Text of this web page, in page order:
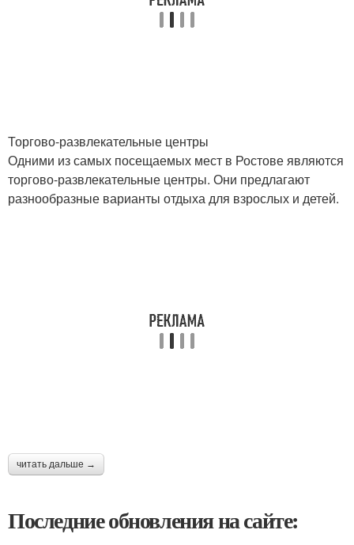
Торгово-развлекательные центры
Одними из самых посещаемых мест в Ростове являются
торгово-развлекательные центры. Они предлагают
разнообразные варианты отдыха для взрослых и детей.
читать дальше →
Последние обновления на сайте: